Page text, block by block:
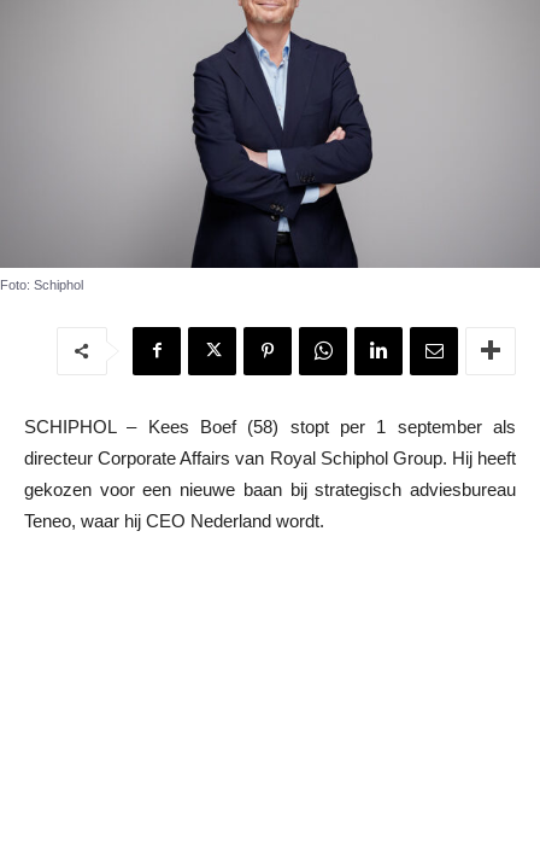
Foto: Schiphol
SCHIPHOL – Kees Boef (58) stopt per 1 september als
directeur Corporate Affairs van Royal Schiphol Group. Hij heeft
gekozen voor een nieuwe baan bij strategisch adviesbureau
Teneo, waar hij CEO Nederland wordt.